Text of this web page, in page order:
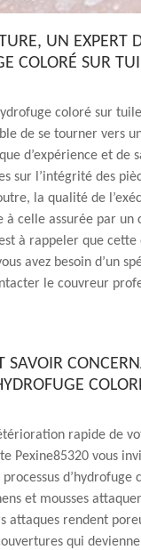
UN EXPERT
COLORÉ SUR
coloré sur
de se tourner vers
d’expérience et de
sur l’intégrité des
la qualité de
à celle assurée par un
à rappeler que cette
avez besoin d’un
le couvreur
SAVOIR
rapide de
Pexine85320 vous
d’hydrofuge
et mousses
attaques rendent
qui